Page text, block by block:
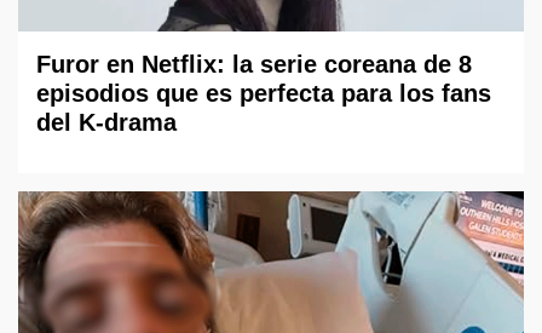
Furor en Netflix: la serie coreana de 8
episodios que es perfecta para los fans
del K-drama